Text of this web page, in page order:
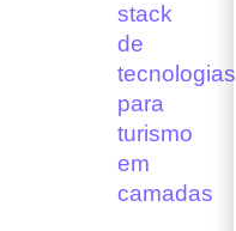
stack
de
tecnologias
para
turismo
em
camadas